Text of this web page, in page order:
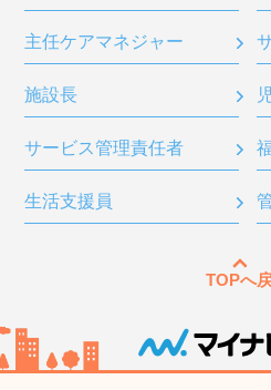
主任ケアマネジャー
施設長
サービス管理責任者
生活支援員
TOPへ